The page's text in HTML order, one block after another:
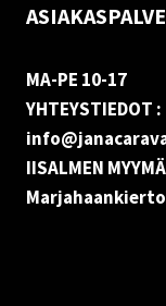
MA-PE 10-17
YHTEYSTIEDOT :
IISALMEN